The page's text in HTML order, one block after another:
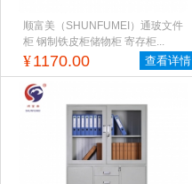
顺富美（SHUNFUMEI）通玻文件
柜 钢制铁皮柜储物柜 寄存柜...
¥1170.00 查看详情